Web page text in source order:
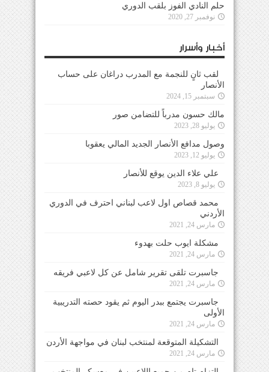
حلم النادي الفوز بلقب الدوري
نوفمبر 27, 2020
أخبار وأسرار
لقب ثانٍ للنجمة مع المدرب دراغان على حساب
الأنصار
سبتمبر 15, 2024
مالك حسون مدرباً للتضامن صور
يوليو 28, 2023
وصول مدافع الأنصار الجديد المالي يعقوبا
يوليو 12, 2023
علي علاء الدين يوقع للأنصار
يوليو 8, 2023
محمد قصاص اول لاعب لبناني احترف في الدوري
الأردني
مارس 24, 2021
مشكلة ايوب حلت بهدوء
مارس 24, 2021
جاسبرت تلقى تقرير شامل عن كل لاعبي فريقه
مارس 24, 2021
جاسبرت يجتمع ببدر اليوم ثم يقود حصته التدريبية
الأولى
مارس 24, 2021
التشكيلة المتوقعة لمنتخب لبنان في مواجهة الأردن
مارس 24, 2021